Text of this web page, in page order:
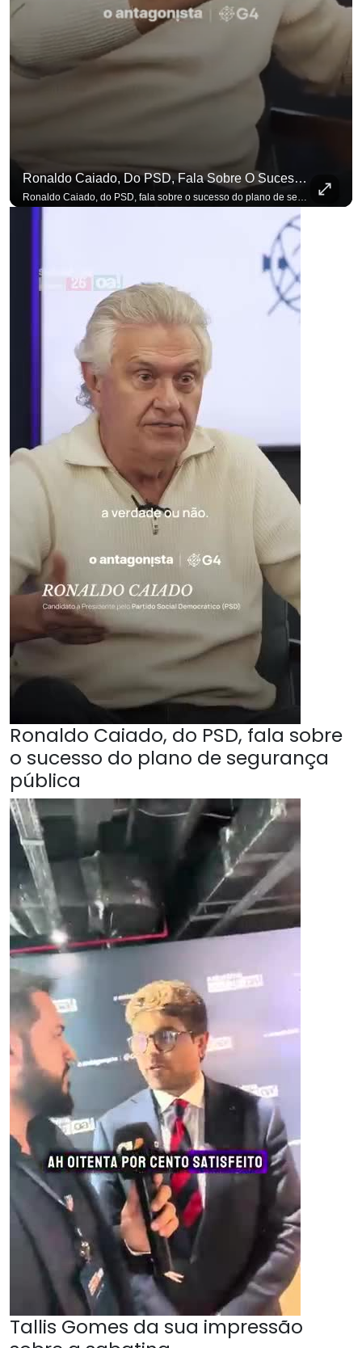
Ronaldo Caiado, Do PSD, Fala Sobre O Sucesso Do Plano De Segurança Pública
Ronaldo Caiado, do PSD, fala sobre
o sucesso do plano de segurança
pública
Tallis Gomes da sua impressão